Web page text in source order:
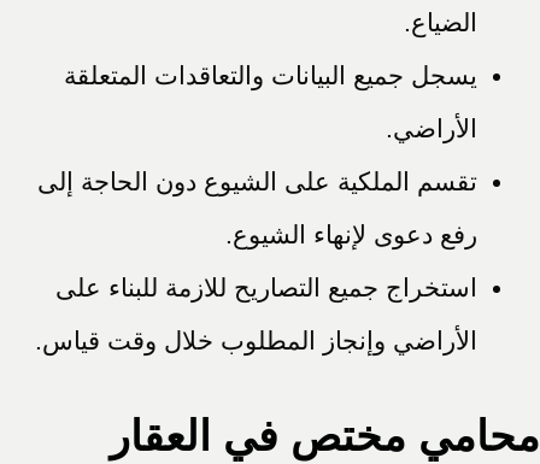
الضياع.
يسجل جميع البيانات والتعاقدات المتعلقة
الأراضي.
تقسم الملكية على الشيوع دون الحاجة إلى
رفع دعوى لإنهاء الشيوع.
استخراج جميع التصاريح للازمة للبناء على
الأراضي وإنجاز المطلوب خلال وقت قياس.
محامي مختص في العقار